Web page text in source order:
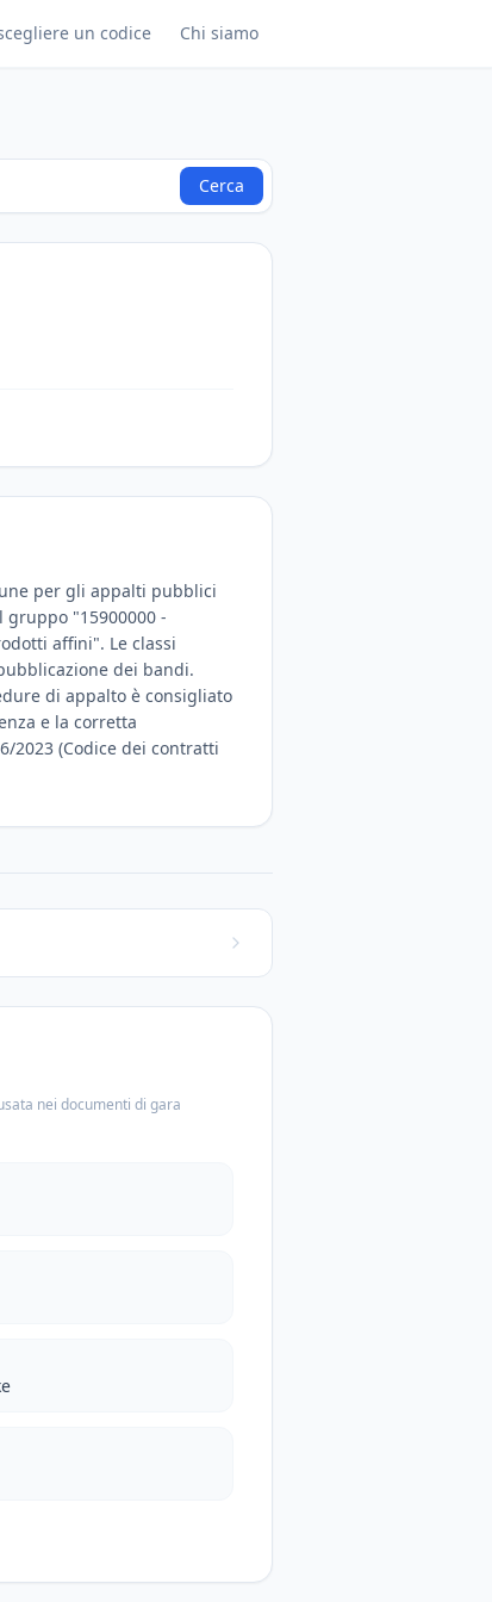
un codice Chi siamo
Cerca
per gli appalti pubblici
gruppo "15900000 -
affini". Le classi
dei bandi.
di appalto è consigliato
e la corretta
2023 (Codice dei contratti
nei documenti di gara